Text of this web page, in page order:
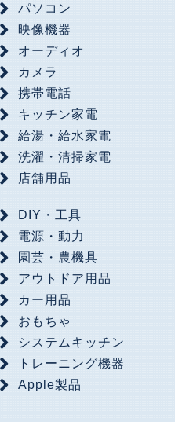
パソコン
映像機器
オーディオ
カメラ
携帯電話
キッチン家電
給湯・給水家電
洗濯・清掃家電
店舗用品
DIY・工具
電源・動力
園芸・農機具
アウトドア用品
カー用品
おもちゃ
システムキッチン
トレーニング機器
Apple製品